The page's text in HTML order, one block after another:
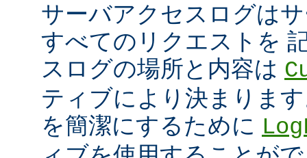
サーバアクセスログは
すべてのリクエストを
スログの場所と内容は
ティブにより決まりま
を簡潔にするために